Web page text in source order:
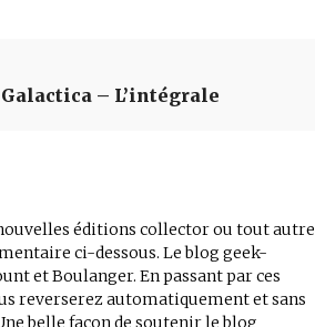
– L’intégrale
éditions collector ou tout autre
ci-dessous. Le blog geek-
et Boulanger. En passant par ces
reverserez automatiquement et sans
belle façon de soutenir le blog